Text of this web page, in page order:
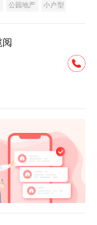
公园地产
小户型
阅